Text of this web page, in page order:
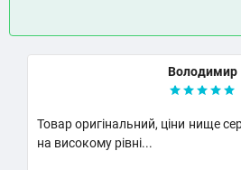
Володимир
оригінальний, ціни нище середнього,
рівні...